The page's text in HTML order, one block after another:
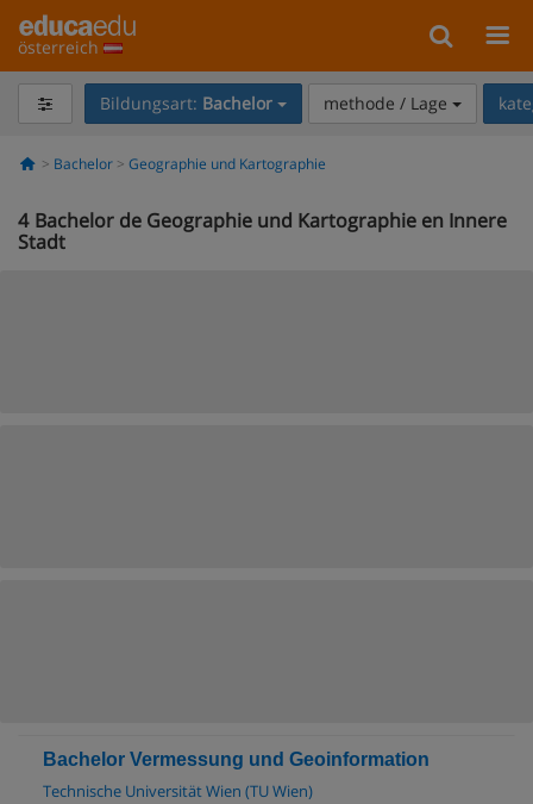
österreich
Bildungsart: Bachelor methode / Lage
Bachelor Geographie und Kartographie
4 Bachelor de Geographie und Kartographie en Innere
Stadt
Bachelor Vermessung und Geoinformation
Technische Universität Wien (TU Wien)